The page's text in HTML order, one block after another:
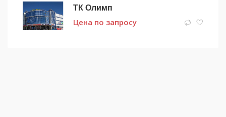
ТК Олимп
Цена по запросу